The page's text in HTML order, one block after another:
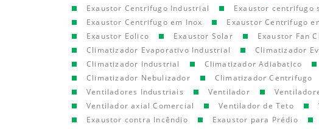
Exaustor Centrifugo Industrial
Exaustor centrifugo
Exaustor Centrifugo em Inox
Exaustor Centrifugo
Exaustor Eolico
Exaustor Solar Exaustor Fan
Climatizador Evaporativo Industrial
Climatizador
Climatizador Industrial
Climatizador Adiabatico
Climatizador Nebulizador
Climatizador Centrifugo
Ventiladores Industriais
Ventilador
Ventilador axial Comercial
Ventilador de Teto
Exaustor contra Incêndio
Exaustor para Prédio